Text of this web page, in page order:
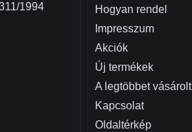
1994
Hogyan rendel
Impresszum
Akciók
Új termékek
A legtöbbet vásárolt
Kapcsolat
Oldaltérkép